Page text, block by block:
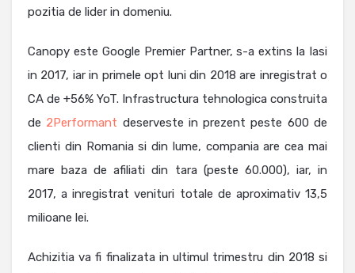
pozitia de lider in domeniu.
Canopy este Google Premier Partner, s-a extins la Iasi
in 2017, iar in primele opt luni din 2018 are inregistrat o
CA de +56% YoT. Infrastructura tehnologica construita
de 2Performant deserveste in prezent peste 600 de
clienti din Romania si din lume, compania are cea mai
mare baza de afiliati din tara (peste 60.000), iar, in
2017, a inregistrat venituri totale de aproximativ 13,5
milioane lei.
Achizitia va fi finalizata in ultimul trimestru din 2018 si